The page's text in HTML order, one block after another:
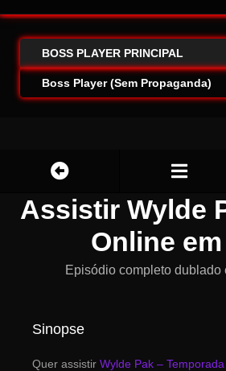
BOSS PLAYER PRINCIPAL
Boss Player (Sem Propaganda)
Assistir Wylde
Online
Episódio completo dublado
Sinopse
Quer assistir Wylde Pak –